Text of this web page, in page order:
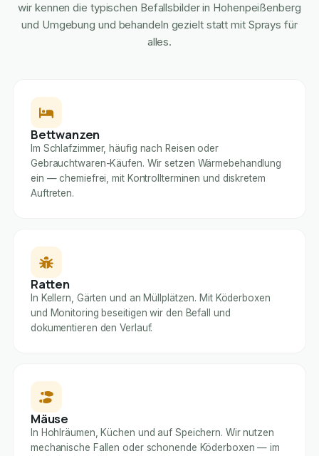
wir kennen die typischen Befallsbilder in Hohenpeißenberg
und Umgebung und behandeln gezielt statt mit Sprays für
alles.
Bettwanzen
Im Schlafzimmer, häufig nach Reisen oder
Gebrauchtwaren-Käufen. Wir setzen Wärmebehandlung
ein — chemiefrei, mit Kontrollterminen und diskretem
Auftreten.
Ratten
In Kellern, Gärten und an Müllplätzen. Mit Köderboxen
und Monitoring beseitigen wir den Befall und
dokumentieren den Verlauf.
Mäuse
In Hohlräumen, Küchen und auf Speichern. Wir nutzen
mechanische Fallen oder schonende Köderboxen — im